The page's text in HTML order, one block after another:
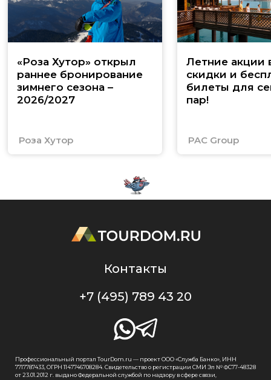
«Роза Хутор» открыл
раннее бронирование
зимнего сезона –
2026/2027
Роза Хутор
Летние акции
скидки и
билеты для
пар!
PAC Group
Контакты
+7 (495) 789 43 20
Профессиональный портал TourDom.ru — проект ООО «Служба Банко», ИНН
7717787433, ОГРН 1147746708284. Свидетельство о регистрации СМИ Эл № ФС77-48328
от 23.01.2012 г. выдано Федеральной службой по надзору в сфере связи,